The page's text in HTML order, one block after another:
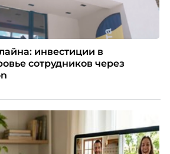
инвестиции в
сотрудников через